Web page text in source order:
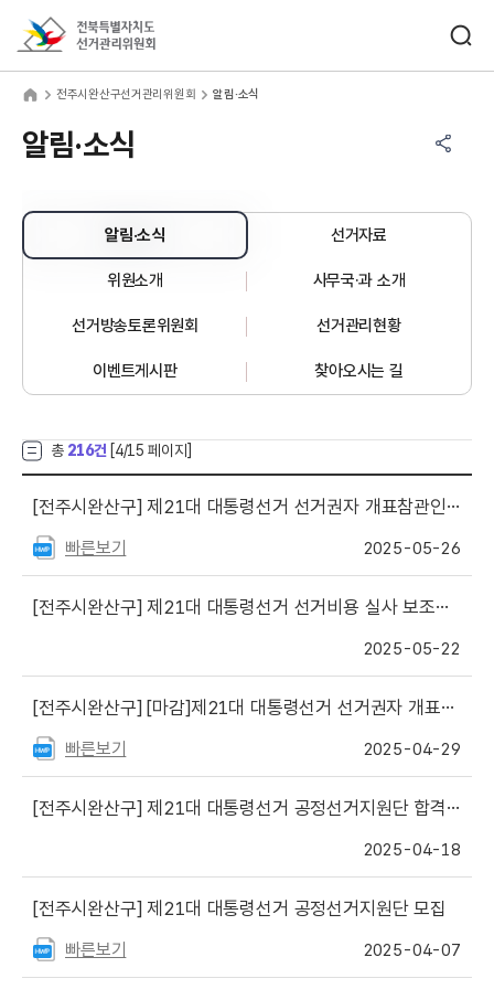
전주시완산구선거관리위원회 알림·소식
알림·소식
알림·소식 선거자료
위원소개 사무국·과 소개
선거방송토론위원회 선거관리현황
이벤트게시판 찾아오시는 길
총 216건 [4/15 페이지]
[전주시완산구] 제21대 대통령선거 선거권자 개표참관인 최종선정자 알림
빠른보기 2025-05-26
[전주시완산구] 제21대 대통령선거 선거비용 실사 보조요원 서류심사 합격자 명단 및 면접심사 일정 안내
2025-05-22
[전주시완산구] [마감]제21대 대통령선거 선거권자 개표참관인 신청 안내[마감]
빠른보기 2025-04-29
[전주시완산구] 제21대 대통령선거 공정선거지원단 합격자 명단 알림
2025-04-18
[전주시완산구] 제21대 대통령선거 공정선거지원단 모집
빠른보기 2025-04-07